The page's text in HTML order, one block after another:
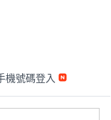
機號碼登入